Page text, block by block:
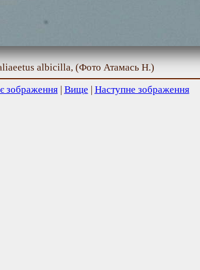
albicilla, (Фото Атамась Н.)
зображення| Вище | Наступне зображення